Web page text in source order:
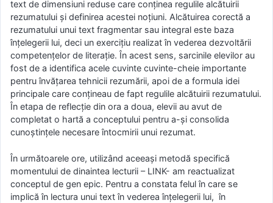
text de dimensiuni reduse care conținea regulile alcătuirii
rezumatului și definirea acestei noțiuni. Alcătuirea corectă a
rezumatului unui text fragmentar sau integral este baza
înțelegerii lui, deci un exercițiu realizat în vederea dezvoltării
competențelor de literație. În acest sens, sarcinile elevilor au
fost de a identifica acele cuvinte cuvinte-cheie importante
pentru învățarea tehnicii rezumării, apoi de a formula idei
principale care conțineau de fapt regulile alcătuirii rezumatului.
În etapa de reflecție din ora a doua, elevii au avut de
completat o hartă a conceptului pentru a-și consolida
cunoștințele necesare întocmirii unui rezumat.
În următoarele ore, utilizând aceeași metodă specifică
momentului de dinaintea lecturii – LINK- am reactualizat
conceptul de gen epic. Pentru a constata felul în care se
implică în lectura unui text în vederea înțelegerii lui, în